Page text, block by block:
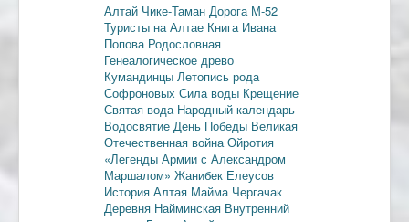
Алтай Чике-Таман Дорога М-52
Туристы на Алтае Книга Ивана
Попова Родословная
Генеалогическое древо
Кумандинцы Летопись рода
Софроновых Сила воды Крещение
Святая вода Народный календарь
Водосвятие День Победы Великая
Отечественная война Ойротия
«Легенды Армии с Александром
Маршалом» Жанибек Елеусов
История Алтая Майма Чергачак
Деревня Найминская Внутренний